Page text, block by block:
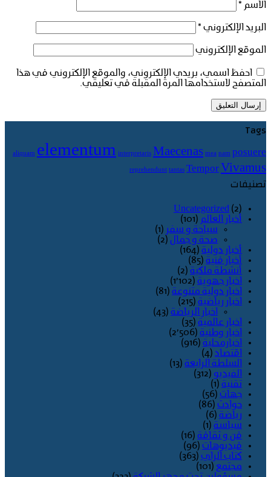
الاسم *
البريد الإلكتروني *
الموقع الإلكتروني
احفظ اسمي، بريدي الإلكتروني، والموقع الإلكتروني في هذا
المتصفح لاستخدامها المرة المقبلة في تعليقي.
Tags
aliquam elementum interpretaris Maecenas mea nam posuere
reprehendunt tantas Tempor Vivamus
تصنيفات
Uncategorized (2)
أخبار العالم (101)
سياحة و سفر (1)
صحة و جمال (2)
أخبار دولية (164)
أخبار فنية (85)
أنشطة ملكية (2)
اخبار جهوية (1٬102)
اخبار دولية متنوعة (81)
اخبار رياضية (215)
اخبار الرياضة (43)
اخبار عالمية (35)
اخبار وطنية (2٬506)
اخبارمحلية (916)
اقتصاد (4)
السلطة الرابعة (13)
الفيديو (312)
تقنية (1)
جهات (56)
حوادث (86)
رياضة (6)
سياسة (1)
فن و ثقافة (16)
فيديوهات (96)
كتاب الراي (363)
مجتمع (101)